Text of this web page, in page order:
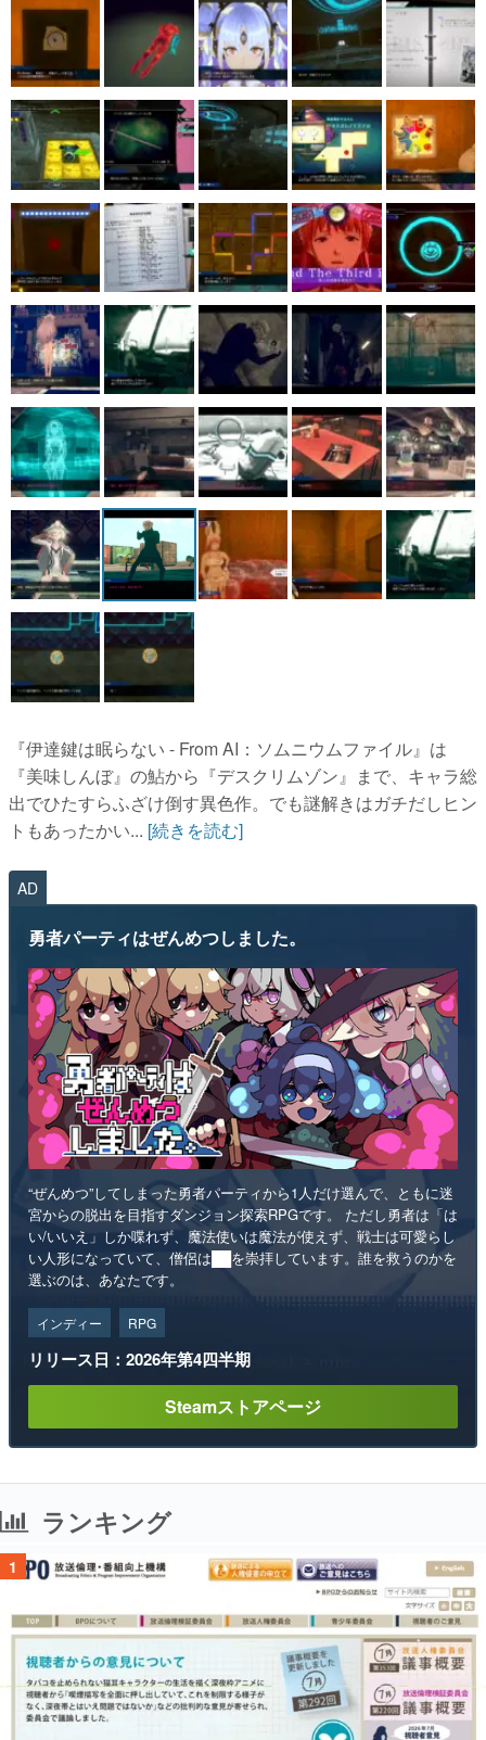
電ファミニコゲーマーとは？
運営：株式会社マレ
『伊達鍵は眠らない - From AI：ソムニウムファイル』は
『美味しんぼ』の鮎から『デスクリムゾン』まで、キャラ総
出でひたすらふざけ倒す異色作。でも謎解きはガチだしヒン
トもあったかい... [続きを読む]
AD
勇者パーティはぜんめつしました。
“ぜんめつ”してしまった勇者パーティから1人だけ選んで、ともに迷
宮からの脱出を目指すダンジョン探索RPGです。 ただし勇者は「は
い/いいえ」しか喋れず、魔法使いは魔法が使えず、戦士は可愛らし
い人形になっていて、僧侶は██を崇拝しています。誰を救うのかを
選ぶのは、あなたです。
インディー RPG
リリース日：2026年第4四半期
Steamストアページ
ランキング
1